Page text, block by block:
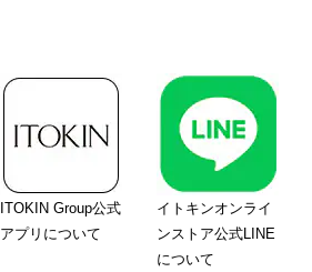
ITOKIN Group公式
アプリについて
イトキンオンライ
ンストア公式LINE
について